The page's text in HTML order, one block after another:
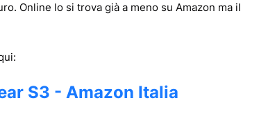
Online lo si trova già a meno su Amazon ma il
S3 - Amazon Italia